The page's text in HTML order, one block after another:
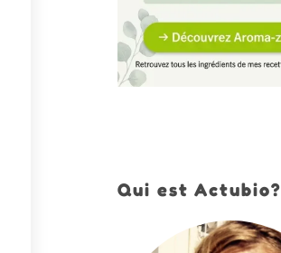
Qui est Actubio?